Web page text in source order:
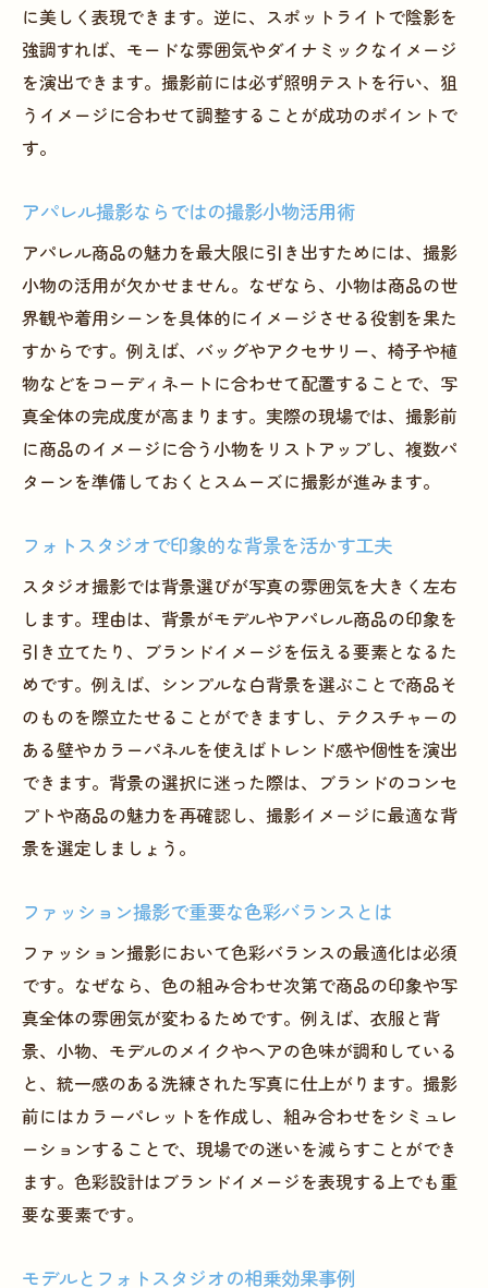
に美しく表現できます。逆に、スポットライトで陰影を
強調すれば、モードな雰囲気やダイナミックなイメージ
を演出できます。撮影前には必ず照明テストを行い、狙
うイメージに合わせて調整することが成功のポイントで
す。
アパレル撮影ならではの撮影小物活用術
アパレル商品の魅力を最大限に引き出すためには、撮影
小物の活用が欠かせません。なぜなら、小物は商品の世
界観や着用シーンを具体的にイメージさせる役割を果た
すからです。例えば、バッグやアクセサリー、椅子や植
物などをコーディネートに合わせて配置することで、写
真全体の完成度が高まります。実際の現場では、撮影前
に商品のイメージに合う小物をリストアップし、複数パ
ターンを準備しておくとスムーズに撮影が進みます。
フォトスタジオで印象的な背景を活かす工夫
スタジオ撮影では背景選びが写真の雰囲気を大きく左右
します。理由は、背景がモデルやアパレル商品の印象を
引き立てたり、ブランドイメージを伝える要素となるた
めです。例えば、シンプルな白背景を選ぶことで商品そ
のものを際立たせることができますし、テクスチャーの
ある壁やカラーパネルを使えばトレンド感や個性を演出
できます。背景の選択に迷った際は、ブランドのコンセ
プトや商品の魅力を再確認し、撮影イメージに最適な背
景を選定しましょう。
ファッション撮影で重要な色彩バランスとは
ファッション撮影において色彩バランスの最適化は必須
です。なぜなら、色の組み合わせ次第で商品の印象や写
真全体の雰囲気が変わるためです。例えば、衣服と背
景、小物、モデルのメイクやヘアの色味が調和している
と、統一感のある洗練された写真に仕上がります。撮影
前にはカラーパレットを作成し、組み合わせをシミュレ
ーションすることで、現場での迷いを減らすことができ
ます。色彩設計はブランドイメージを表現する上でも重
要な要素です。
モデルとフォトスタジオの相乗効果事例